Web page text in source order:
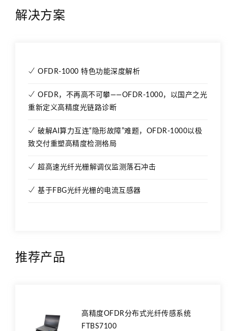
解决方案
OFDR-1000 特色功能深度解析
OFDR，不再高不可攀——OFDR-1000，以国产之光
重新定义高精度光链路诊断
破解AI算力互连“隐形故障”难题，OFDR-1000以极
致交付重塑高精度检测格局
超高速光纤光栅解调仪监测落石冲击
基于FBG光纤光栅的电流互感器
推荐产品
高精度OFDR分布式光纤传感系统
FTBS7100